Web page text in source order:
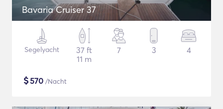
Bavaria Cruiser 37
Segelyacht
37 ft
11 m
7 3 4
$570 /Nacht